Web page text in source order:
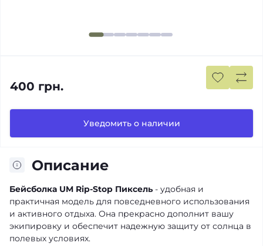
400 грн.
Уведомить о наличии
Описание
Бейсболка UM Rip-Stop Пиксель - удобная и
практичная модель для повседневного использования
и активного отдыха. Она прекрасно дополнит вашу
экипировку и обеспечит надежную защиту от солнца в
полевых условиях.